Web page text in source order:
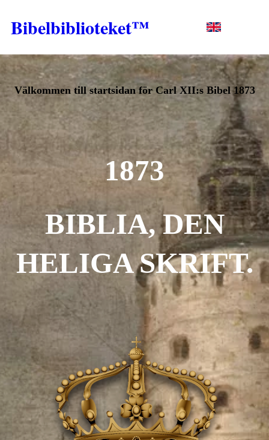
Bibelbiblioteket™
Välkommen till startsidan för Carl XII:s Bibel 1873
1873
BIBLIA, DEN
HELIGA SKRIFT.